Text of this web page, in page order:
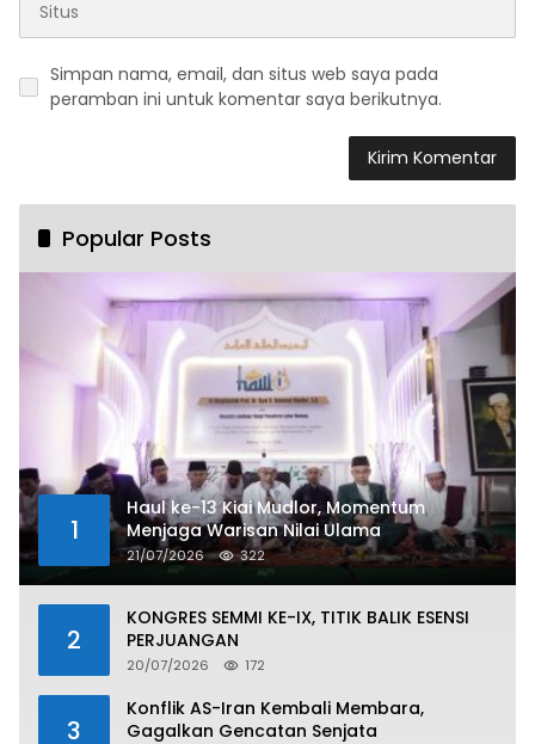
Simpan nama, email, dan situs web saya pada
peramban ini untuk komentar saya berikutnya.
Popular Posts
1
Haul ke-13 Kiai Mudlor, Momentum
Menjaga Warisan Nilai Ulama
21/07/2026 322
2
KONGRES SEMMI KE-IX, TITIK BALIK ESENSI
PERJUANGAN
20/07/2026 172
3
Konflik AS-Iran Kembali Membara,
Gagalkan Gencatan Senjata